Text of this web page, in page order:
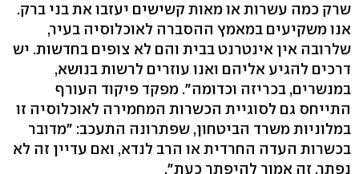
שרק כמה עשרות או מאות קשישים יעזבו את בני ברק.
אנו משקיעים במאמץ ההסברה לאוכלוסיה בעיר,
שלרובה אין אינטרנט בבית והם לא צופים בחדשות. יש
דרכים להגיע אליהם ואנו עוזרים לרשות בנושא,
במנשרים, בכריזה וכדומה". מפקד פיקוד העורף
התייחס גם לסוגיית הכשרות המחמירה לאוכלוסיה זו
במלוניות משרד הביטחון, שפתרונה התעכב: "מדובר
בכשרות העדה החרדית או הרב לנדא, ואם עדיין זה לא
נפתר, זה אמור להיפתר כעת".